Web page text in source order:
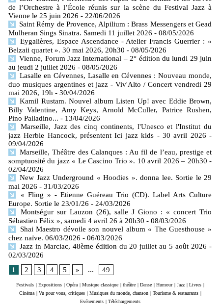
de l’Orchestre à l’École réunis sur la scène du Festival Jazz à
Vienne le 25 juin 2026 - 22/06/2026
Saint Rémy de Provence, Alpilium : Brass Messengers et Gead
Mulheran Sings Sinatra. Samedi 11 juillet 2026 - 08/05/2026
Eygalières, Espace Ascendance - Atelier Francis Guerrier : «
Belzaii quartet ». 30 mai 2026, 20h30 - 08/05/2026
Vienne, Forum Jazz International – 2° édition du lundi 29 juin
au jeudi 2 juillet 2026 - 08/05/2026
Lasalle en Cévennes, Lasalle en Cévennes : Nouveau monde,
duo musiques argentines et jazz - Viv'Alto / Concert vendredi 29
mai 2026, 19h - 30/04/2026
Kamil Rustam. Nouvel album Listen Up! avec Eddie Brown,
Billy Valentine, Amy Keys, Arnold McCuller, Patrice Rushen,
Pino Palladino... - 13/04/2026
Marseille, Jazz des cinq continents, l'Unesco et l'Institut du
jazz Herbie Hancock, présentent Ici jazz kids - 30 avril 2026 -
09/04/2026
Marseille, Théâtre des Calanques : Au fil de l’eau, prestige et
somptuosité du jazz « Le Cascino Trio ». 10 avril 2026 – 20h30 -
02/04/2026
New Jazz Underground « Hoodies ». donna lee. Sortie le 29
mai 2026 - 31/03/2026
« Fling » - Etienne Guéreau Trio (CD). Label Arts Culture
Europe. Sortie le 23/01/26 - 24/03/2026
Montségur sur Lauzon (26), salle J Giono : « concert Trio
Sébastien Félix », samedi 4 avril 26 à 20h30 - 08/03/2026
Shai Maestro dévoile son nouvel album « The Guesthouse »
chez naïve. 06/03/2026 - 06/03/2026
Jazz in Marciac, 48ème édition du 20 juillet au 5 août 2026 -
02/03/2026
1
2 3 4 5 » ... 49
Festivals | Expositions | Opéra | Musique classique | théâtre | Danse | Humour | Jazz | Livres |
Cinéma | Vu pour vous, critiques | Musiques du monde, chanson | Tourisme & restaurants |
Evénements | Téléchargements